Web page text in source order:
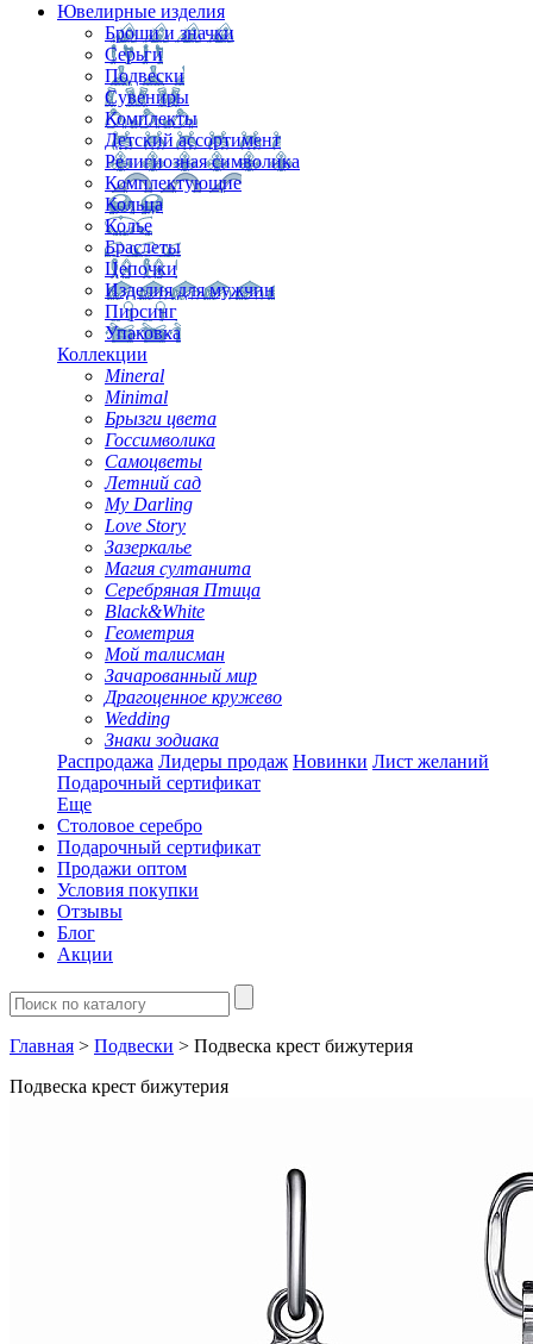
Ювелирные изделия
Броши и значки
Серьги
Подвески
Сувениры
Комплекты
Детский ассортимент
Религиозная символика
Комплектующие
Кольца
Колье
Браслеты
Цепочки
Изделия для мужчин
Пирсинг
Упаковка
Коллекции
Mineral
Minimal
Брызги цвета
Госсимволика
Самоцветы
Летний сад
My Darling
Love Story
Зазеркалье
Магия султанита
Серебряная Птица
Black&White
Геометрия
Мой талисман
Зачарованный мир
Драгоценное кружево
Wedding
Знаки зодиака
Распродажа Лидеры продаж Новинки Лист желаний
Подарочный сертификат
Еще
Столовое серебро
Подарочный сертификат
Продажи оптом
Условия покупки
Отзывы
Блог
Акции
Главная > Подвески > Подвеска крест бижутерия
Подвеска крест бижутерия